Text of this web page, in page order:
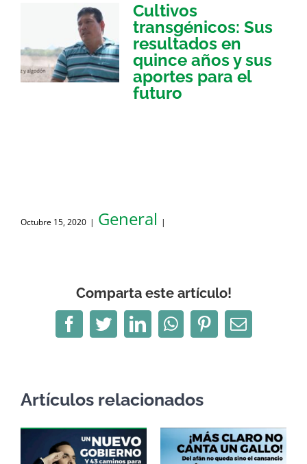
Cultivos
transgénicos: Sus
resultados en
quince años y sus
aportes para el
futuro
Octubre 15, 2020 | General |
Comparta este artículo!
Facebook Twitter LinkedInWhatsAppPinterestCorreo
electrónico
Artículos relacionados